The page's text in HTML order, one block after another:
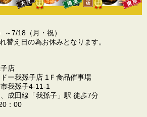
7/18（月・祝）
替え日の為お休みとなります。
店
ー我孫子店 1Ｆ食品催事場
我孫子4-11-1
成田線「我孫子」駅 徒歩7分
：00